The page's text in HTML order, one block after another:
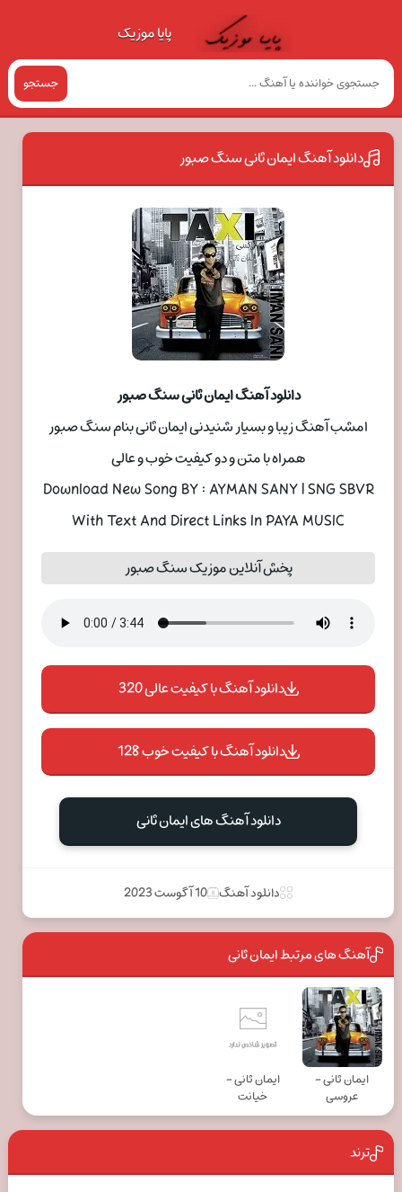
پایا موزیک
جستجو
دانلود آهنگ ایمان ثانی سنگ صبور
دانلود آهنگ ایمان ثانی سنگ صبور
امشب آهنگ زیبا و بسیار شنیدنی ایمان ثانی بنام سنگ صبور
همراه با متن و دو کیفیت خوب و عالی
Download New Song BY : AYMAN SANY | SNG SBVR
With Text And Direct Links In PAYA MUSIC
پخش آنلاین موزیک سنگ صبور
دانلود آهنگ با کیفیت عالی 320
دانلود آهنگ با کیفیت خوب 128
دانلود آهنگ های ایمان ثانی
دانلود آهنگ 10 آگوست 2023
آهنگ های مرتبط ایمان ثانی
ایمان ثانی -
عروسی
ایمان ثانی -
خیانت
ترند